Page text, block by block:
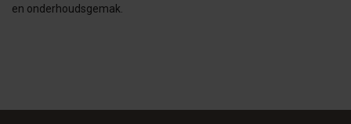
en onderhoudsgemak.